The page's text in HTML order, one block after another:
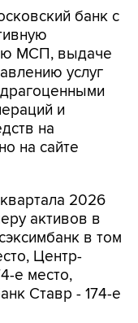
банк с
МСП, выдаче
услуг
и
на
на сайте
2026
активов в
в том
Центр-
е место,
Ставр - 174-е